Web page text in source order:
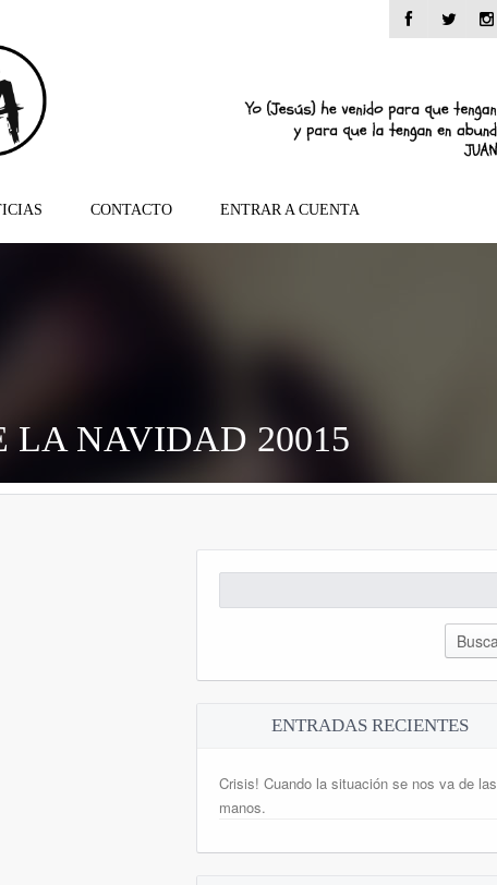
CONTACTO ENTRAR A CUENTA
LA NAVIDAD 20015
ENTRADAS RECIENTES
Crisis! Cuando la situación se nos va de las
manos.